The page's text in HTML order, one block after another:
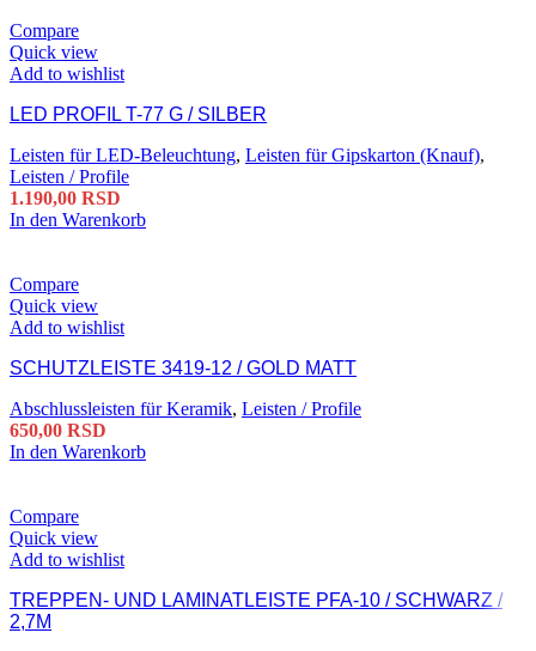
Compare
Quick view
Add to wishlist
LED PROFIL T-77 G / SILBER
Leisten für LED-Beleuchtung, Leisten für Gipskarton (Knauf),
Leisten / Profile
1.190,00 RSD
In den Warenkorb
Compare
Quick view
Add to wishlist
SCHUTZLEISTE 3419-12 / GOLD MATT
Abschlussleisten für Keramik, Leisten / Profile
650,00 RSD
In den Warenkorb
Compare
Quick view
Add to wishlist
TREPPEN- UND LAMINATLEISTE PFA-10 / SCHWARZ /
2,7M